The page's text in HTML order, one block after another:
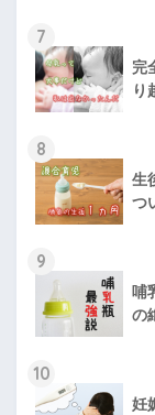
7
完
り
8
生
つ
9
哺
の
10
妊